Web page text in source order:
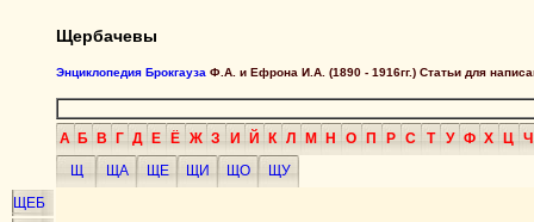
Щербачевы
Энциклопедия Брокгауза Ф.А. и Ефрона И.А. (1890 - 1916гг.) Статьи для
А Б В Г Д Е Ё Ж З И Й К Л М Н О П Р С Т У Ф Х Ц Ч
Щ
ЩА ЩЕ ЩИ ЩО
ЩУ
ЩЕБ